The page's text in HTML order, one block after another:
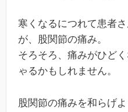
寒くなるにつれて患者
が、股関節の痛み。
そろそろ、痛みがひど
ゃるかもしれません。
股関節の痛みを和らげ